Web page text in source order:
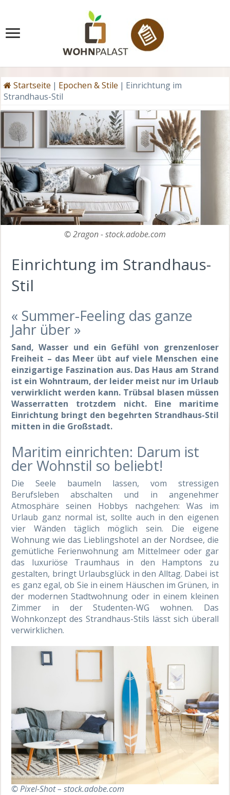
Startseite | Epochen & Stile | Einrichtung im
Strandhaus-Stil
© 2ragon - stock.adobe.com
Einrichtung im Strandhaus-
Stil
« Summer-Feeling das ganze
Jahr über »
Sand, Wasser und ein Gefühl von grenzenloser
Freiheit – das Meer übt auf viele Menschen eine
einzigartige Faszination aus. Das Haus am Strand
ist ein Wohntraum, der leider meist nur im Urlaub
verwirklicht werden kann. Trübsal blasen müssen
Wasserratten trotzdem nicht. Eine maritime
Einrichtung bringt den begehrten Strandhaus-Stil
mitten in die Großstadt.
Maritim einrichten: Darum ist
der Wohnstil so beliebt!
Die Seele baumeln lassen, vom stressigen
Berufsleben abschalten und in angenehmer
Atmosphäre seinen Hobbys nachgehen: Was im
Urlaub ganz normal ist, sollte auch in den eigenen
vier Wänden täglich möglich sein. Die eigene
Wohnung wie das Lieblingshotel an der Nordsee, die
gemütliche Ferienwohnung am Mittelmeer oder gar
das luxuriöse Traumhaus in den Hamptons zu
gestalten, bringt Urlaubsglück in den Alltag. Dabei ist
es ganz egal, ob Sie in einem Häuschen im Grünen, in
der modernen Stadtwohnung oder in einem kleinen
Zimmer in der Studenten-WG wohnen. Das
Wohnkonzept des Strandhaus-Stils lässt sich überall
verwirklichen.
© Pixel-Shot – stock.adobe.com